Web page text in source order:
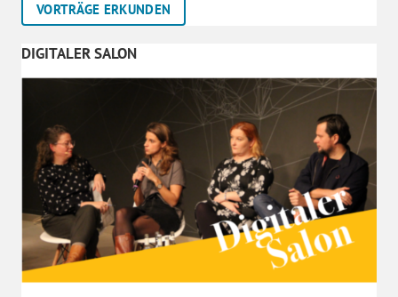
VORTRÄGE ERKUNDEN
DIGITALER SALON